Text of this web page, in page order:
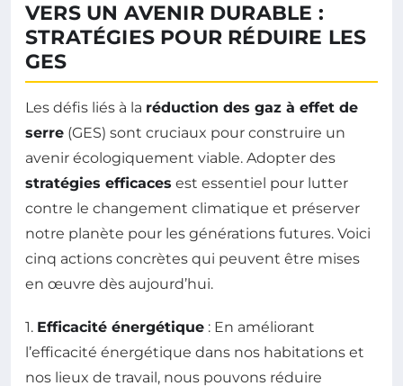
VERS UN AVENIR DURABLE :
STRATÉGIES POUR RÉDUIRE LES
GES
Les défis liés à la réduction des gaz à effet de
serre (GES) sont cruciaux pour construire un
avenir écologiquement viable. Adopter des
stratégies efficaces est essentiel pour lutter
contre le changement climatique et préserver
notre planète pour les générations futures. Voici
cinq actions concrètes qui peuvent être mises
en œuvre dès aujourd’hui.
1. Efficacité énergétique : En améliorant
l’efficacité énergétique dans nos habitations et
nos lieux de travail, nous pouvons réduire